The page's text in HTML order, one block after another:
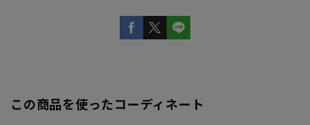
この商品を使ったコーディネート